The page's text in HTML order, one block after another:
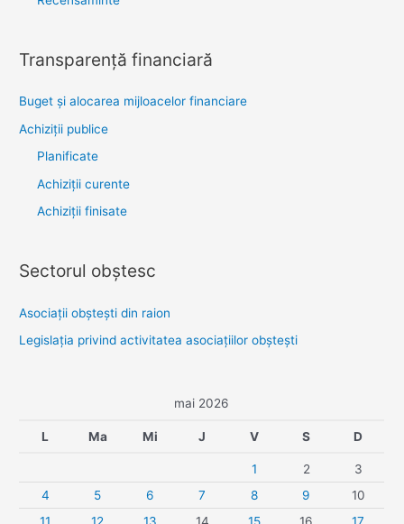
Transparenţă financiară
Buget și alocarea mijloacelor financiare
Achiziţii publice
Planificate
Achiziții curente
Achiziții finisate
Sectorul obştesc
Asociaţii obşteşti din raion
Legislaţia privind activitatea asociaţiilor obşteşti
mai 2026
L Ma Mi J V S D
1 2
3
4
5 6 7 8 9
10